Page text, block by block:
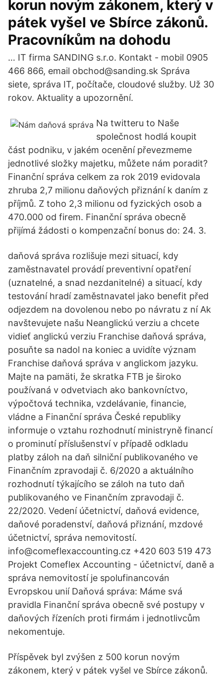
korun novým zákonem, který v
pátek vyšel ve Sbírce zákonů.
Pracovníkům na dohodu
… IT firma SANDING s.r.o. Kontakt - mobil 0905
466 866, email obchod@sanding.sk Správa
siete, správa IT, počítače, cloudové služby. Už 30
rokov. Aktuality a upozornění.
Na twitteru to Naše
společnost hodlá koupit
část podniku, v jakém ocenění převezmeme
jednotlivé složky majetku, můžete nám poradit?
Finanční správa celkem za rok 2019 evidovala
zhruba 2,7 milionu daňových přiznání k daním z
příjmů. Z toho 2,3 milionu od fyzických osob a
470.000 od firem. Finanční správa obecně
přijímá žádosti o kompenzační bonus do: 24. 3.
daňová správa rozlišuje mezi situací, kdy
zaměstnavatel provádí preventivní opatření
(uznatelné, a snad nezdanitelné) a situací, kdy
testování hradí zaměstnavatel jako benefit před
odjezdem na dovolenou nebo po návratu z ní Ak
navštevujete našu Neanglickú verziu a chcete
vidieť anglickú verziu Franchise daňová správa,
posuňte sa nadol na koniec a uvidíte význam
Franchise daňová správa v anglickom jazyku.
Majte na pamäti, že skratka FTB je široko
používaná v odvetviach ako bankovníctvo,
výpočtová technika, vzdelávanie, financie,
vládne a Finanční správa České republiky
informuje o vztahu rozhodnutí ministryně financí
o prominutí příslušenství v případě odkladu
platby záloh na daň silniční publikovaného ve
Finančním zpravodaji č. 6/2020 a aktuálního
rozhodnutí týkajícího se záloh na tuto daň
publikovaného ve Finančním zpravodaji č.
22/2020. Vedení účetnictví, daňová evidence,
daňové poradenství, daňová přiznání, mzdové
účetnictví, správa nemovitostí.
info@comeflexaccounting.cz +420 603 519 473
Projekt Comeflex Accounting - účetnictví, daně a
správa nemovitostí je spolufinancován
Evropskou unií Daňová správa: Máme svá
pravidla Finanční správa obecně své postupy v
daňových řízeních proti firmám i jednotlivcům
nekomentuje.
Příspěvek byl zvýšen z 500 korun novým
zákonem, který v pátek vyšel ve Sbírce zákonů.